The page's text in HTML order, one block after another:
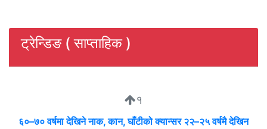
ट्रेन्डिङ ( साप्ताहिक )
१
६०–७० वर्षमा देखिने नाक, कान, घाँटीको क्यान्सर २२–२५ वर्षमै देखिन